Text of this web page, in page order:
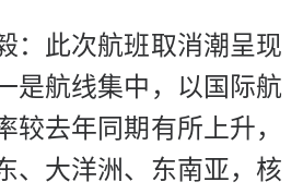
：此次航班取消潮呈现
是航线集中，以国际航
较去年同期有所上升，
、大洋洲、东南亚，核